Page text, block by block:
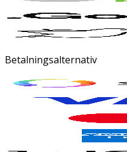
Betalningsalternativ